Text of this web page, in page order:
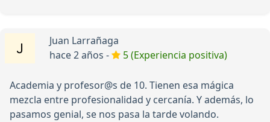
Juan Larrañaga
hace 2 años -
5 (Experiencia positiva)
Academia y profesor@s de 10. Tienen esa mágica
mezcla entre profesionalidad y cercanía. Y además, lo
pasamos genial, se nos pasa la tarde volando.